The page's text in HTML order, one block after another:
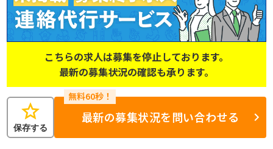
こちらの求人は募集を停止しております。
最新の募集状況の確認も承ります。
star
保存する
最新の募集状況を問い合わせる